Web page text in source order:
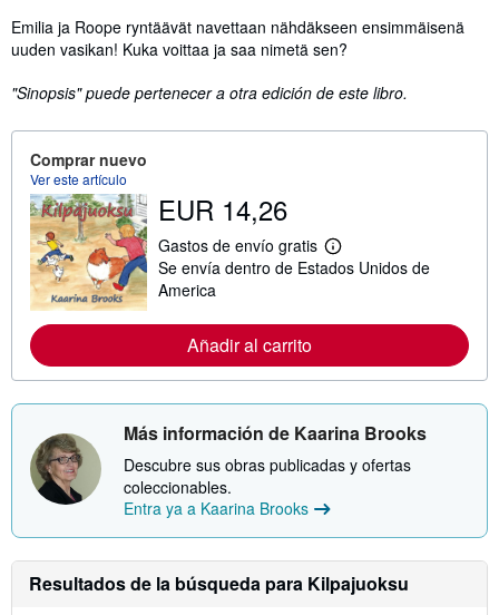
Emilia ja Roope ryntäävät navettaan nähdäkseen ensimmäisenä
uuden vasikan! Kuka voittaa ja saa nimetä sen?
"Sinopsis" puede pertenecer a otra edición de este libro.
Comprar nuevo
Ver este artículo
EUR 14,26
Gastos de envío gratis
M
á
r
m
a
i
n
r
a
Se envía dentro de Estados Unidos de
America
Añadir al carrito
Más información de Kaarina Brooks
Descubre sus obras publicadas y ofertas
coleccionables.
Entra ya a Kaarina Brooks
Resultados de la búsqueda para Kilpajuoksu